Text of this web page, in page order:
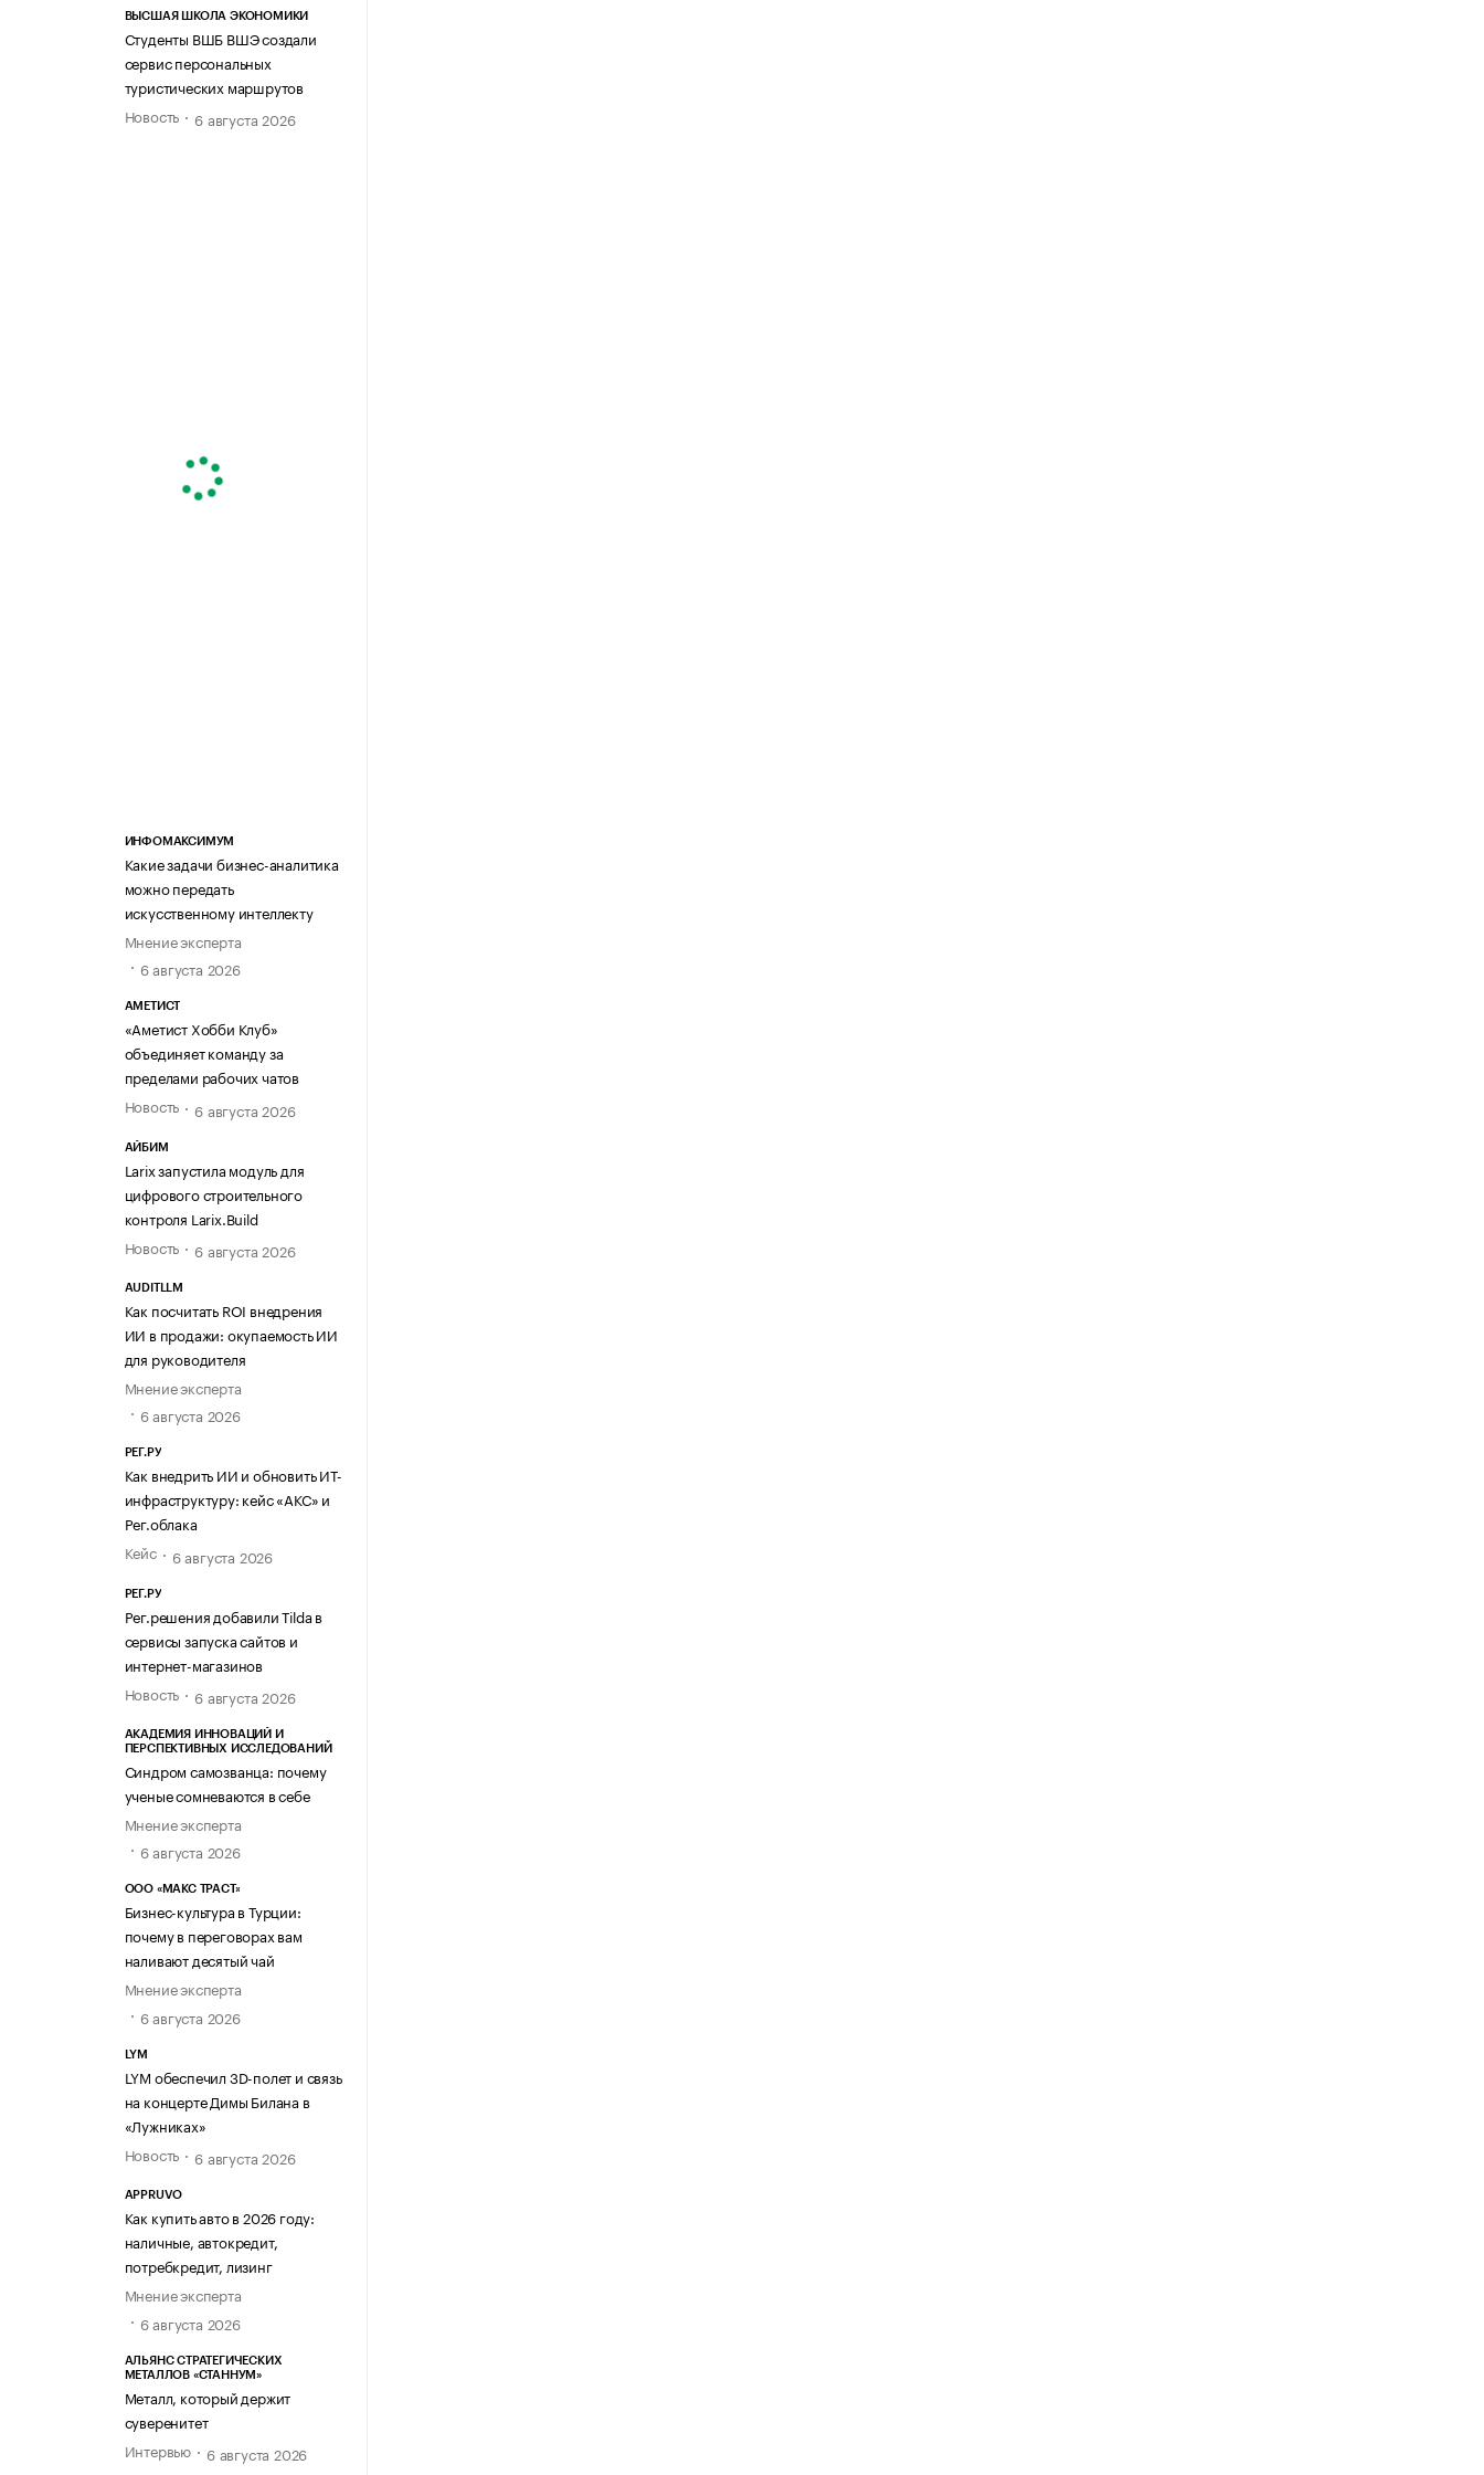
ВЫСШАЯ ШКОЛА ЭКОНОМИКИ
Студенты ВШБ ВШЭ создали
сервис персональных
туристических маршрутов
Новость
6 августа 2026
ИНФОМАКСИМУМ
Какие задачи бизнес-аналитика
можно передать
искусственному интеллекту
Мнение эксперта
6 августа 2026
АМЕТИСТ
«Аметист Хобби Клуб»
объединяет команду за
пределами рабочих чатов
Новость
6 августа 2026
АЙБИМ
Larix запустила модуль для
цифрового строительного
контроля Larix.Build
Новость
6 августа 2026
AUDITLLM
Как посчитать ROI внедрения
ИИ в продажи: окупаемость ИИ
для руководителя
Мнение эксперта
6 августа 2026
РЕГ.РУ
Как внедрить ИИ и обновить ИТ-
инфраструктуру: кейс «АКС» и
Рег.облака
Кейс
6 августа 2026
РЕГ.РУ
Рег.решения добавили Tilda в
сервисы запуска сайтов и
интернет-магазинов
Новость
6 августа 2026
АКАДЕМИЯ ИННОВАЦИЙ И
ПЕРСПЕКТИВНЫХ ИССЛЕДОВАНИЙ
Синдром самозванца: почему
ученые сомневаются в себе
Мнение эксперта
6 августа 2026
ООО «МАКС ТРАСТ»
Бизнес-культура в Турции:
почему в переговорах вам
наливают десятый чай
Мнение эксперта
6 августа 2026
LYM
LYM обеспечил 3D-полет и связь
на концерте Димы Билана в
«Лужниках»
Новость
6 августа 2026
APPRUVO
Как купить авто в 2026 году:
наличные, автокредит,
потребкредит, лизинг
Мнение эксперта
6 августа 2026
АЛЬЯНС СТРАТЕГИЧЕСКИХ
МЕТАЛЛОВ «СТАННУМ»
Металл, который держит
суверенитет
Интервью
6 августа 2026